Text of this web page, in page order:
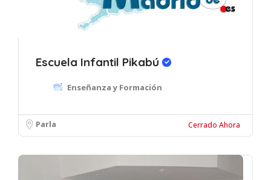
Escuela Infantil Pikabú
Enseñanza y Formación
Parla Cerrado Ahora